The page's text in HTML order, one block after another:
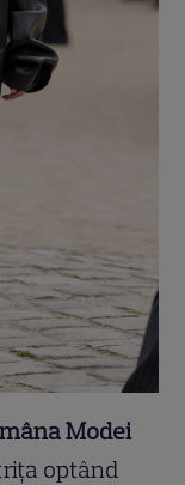
Modei
optând